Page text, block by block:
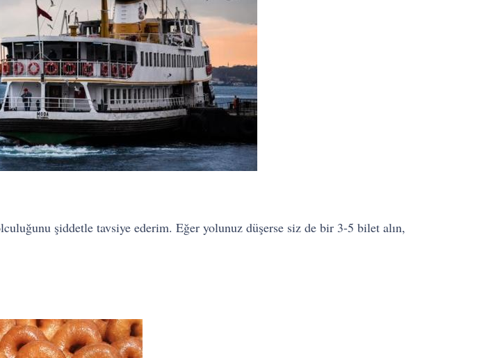
şiddetle tavsiye ederim. Eğer yolunuz düşerse siz de bir 3-5 bilet alın,